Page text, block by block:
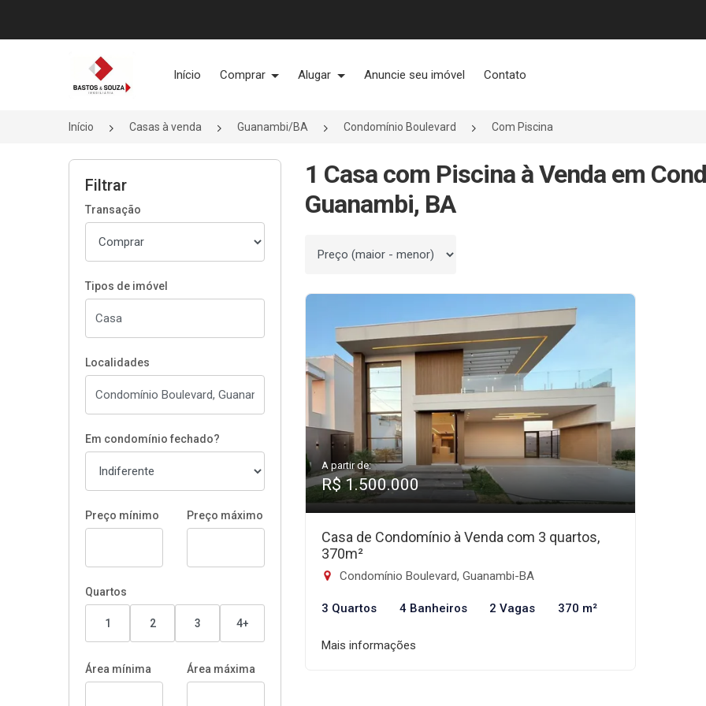
Página inicial
Início Comprar Alugar Anuncie seu imóvel Contato
Início Casas à venda Guanambi/BA Condomínio Boulevard Com Piscina
Filtrar
Transação
Tipos de imóvel
Localidades
Em condomínio fechado?
Preço mínimo Preço máximo
Quartos
1 2 3 4+
Área mínima Área máxima
1 Casa com Piscina à Venda em
Guanambi, BA
Ordenar por
A partir de:
R$ 1.500.000
Casa de Condomínio à Venda com 3 quartos,
370m²
Condomínio Boulevard, Guanambi-BA
3 Quartos 4 Banheiros 2 Vagas 370 m²
Mais informações